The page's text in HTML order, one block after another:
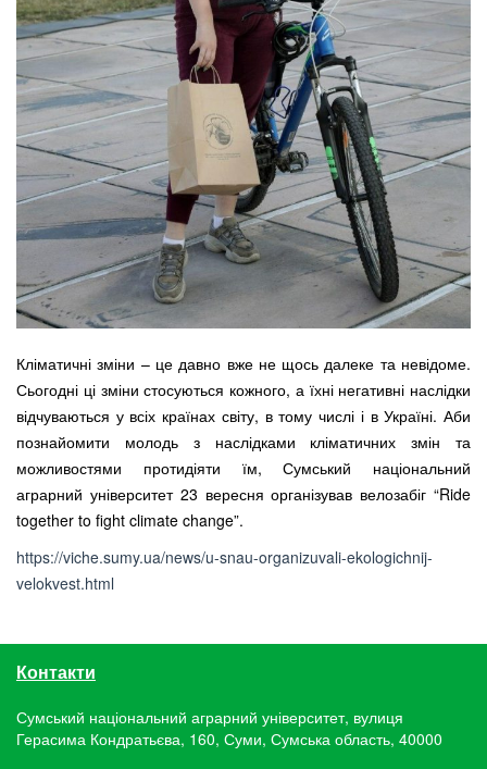
Кліматичні зміни – це давно вже не щось далеке та невідоме.
Сьогодні ці зміни стосуються кожного, а їхні негативні наслідки
відчуваються у всіх країнах світу, в тому числі і в Україні. Аби
познайомити молодь з наслідками кліматичних змін та
можливостями протидіяти їм, Сумський національний
аграрний університет 23 вересня організував велозабіг “Ride
together to fight climate change”.
https://viche.sumy.ua/news/u-snau-organizuvali-ekologichnij-
velokvest.html
Контакти
Сумський національний аграрний університет, вулиця
Герасима Кондратьєва, 160, Суми, Сумська область, 40000